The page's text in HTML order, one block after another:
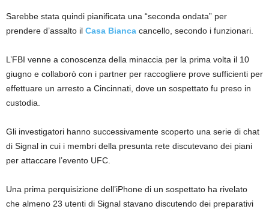
Sarebbe stata quindi pianificata una “seconda ondata” per
prendere d’assalto il Casa Bianca cancello, secondo i funzionari.
L’FBI venne a conoscenza della minaccia per la prima volta il 10
giugno e collaborò con i partner per raccogliere prove sufficienti per
effettuare un arresto a Cincinnati, dove un sospettato fu preso in
custodia.
Gli investigatori hanno successivamente scoperto una serie di chat
di Signal in cui i membri della presunta rete discutevano dei piani
per attaccare l’evento UFC.
Una prima perquisizione dell’iPhone di un sospettato ha rivelato
che almeno 23 utenti di Signal stavano discutendo dei preparativi